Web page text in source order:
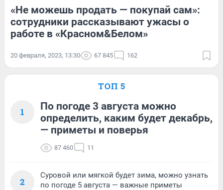
«Не можешь продать — покупай сам»:
сотрудники рассказывают ужасы о
работе в «Красном&Белом»
20 февраля, 2023, 13:30 67 845 162
ТОП 5
1
По погоде 3 августа можно
определить, каким будет декабрь,
— приметы и поверья
87 460 11
2
Суровой или мягкой будет зима, можно узнать
по погоде 5 августа — важные приметы